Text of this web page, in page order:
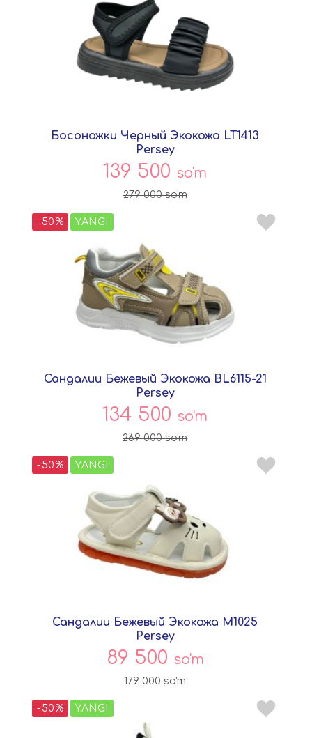
Босоножки Черный Экокожа LT1413
Persey
139 500 so'm
279 000so'm
-50% YANGI
Сандалии Бежевый Экокожа BL6115-21
Persey
134 500 so'm
269 000so'm
-50% YANGI
Сандалии Бежевый Экокожа M1025
Persey
89 500 so'm
179 000so'm
-50% YANGI